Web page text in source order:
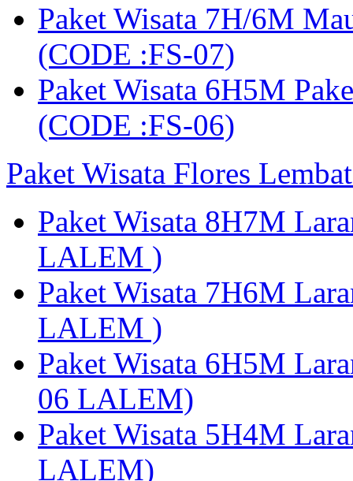
Paket Wisata 7H/6M
(CODE :FS-07)
Paket Wisata 6H5M
(CODE :FS-06)
Paket Wisata Flores
Paket Wisata 8H7M
LALEM )
Paket Wisata 7H6M
LALEM )
Paket Wisata 6H5M
06 LALEM)
Paket Wisata 5H4M
LALEM)